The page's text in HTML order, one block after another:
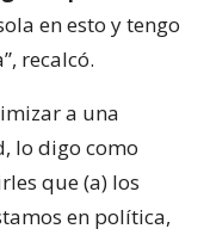
en esto y tengo
recalcó.
a una
lo digo como
que (a) los
en política,